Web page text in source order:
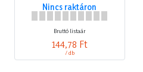
Nincs raktáron
Bruttó listaár
144,78 Ft
/ db